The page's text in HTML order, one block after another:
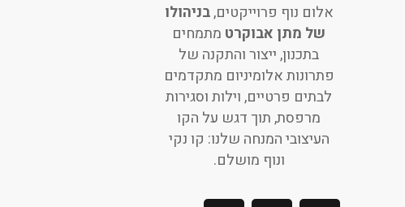
אלום נוף פרוייקטים,בניהולו
של מתן אבוקרט מתמחים
בתכנון, ייצור והתקנה של
פתרונות אלומיניום מתקדמים
לבתים פרטיים, וילות וסגירות
מרפסת, תוך דגש על הקו
העיצובי המנחה שלנו: קו נקי
ונוף מושלם.